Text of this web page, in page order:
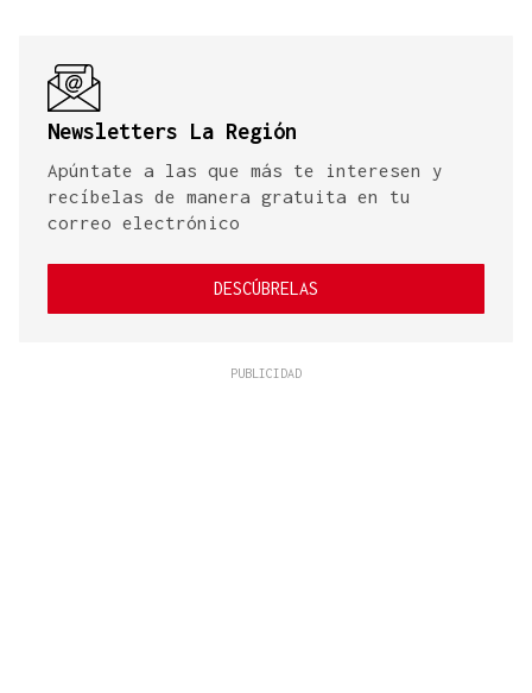
Newsletters La Región
Apúntate a las que más te interesen y
recíbelas de manera gratuita en tu
correo electrónico
DESCÚBRELAS